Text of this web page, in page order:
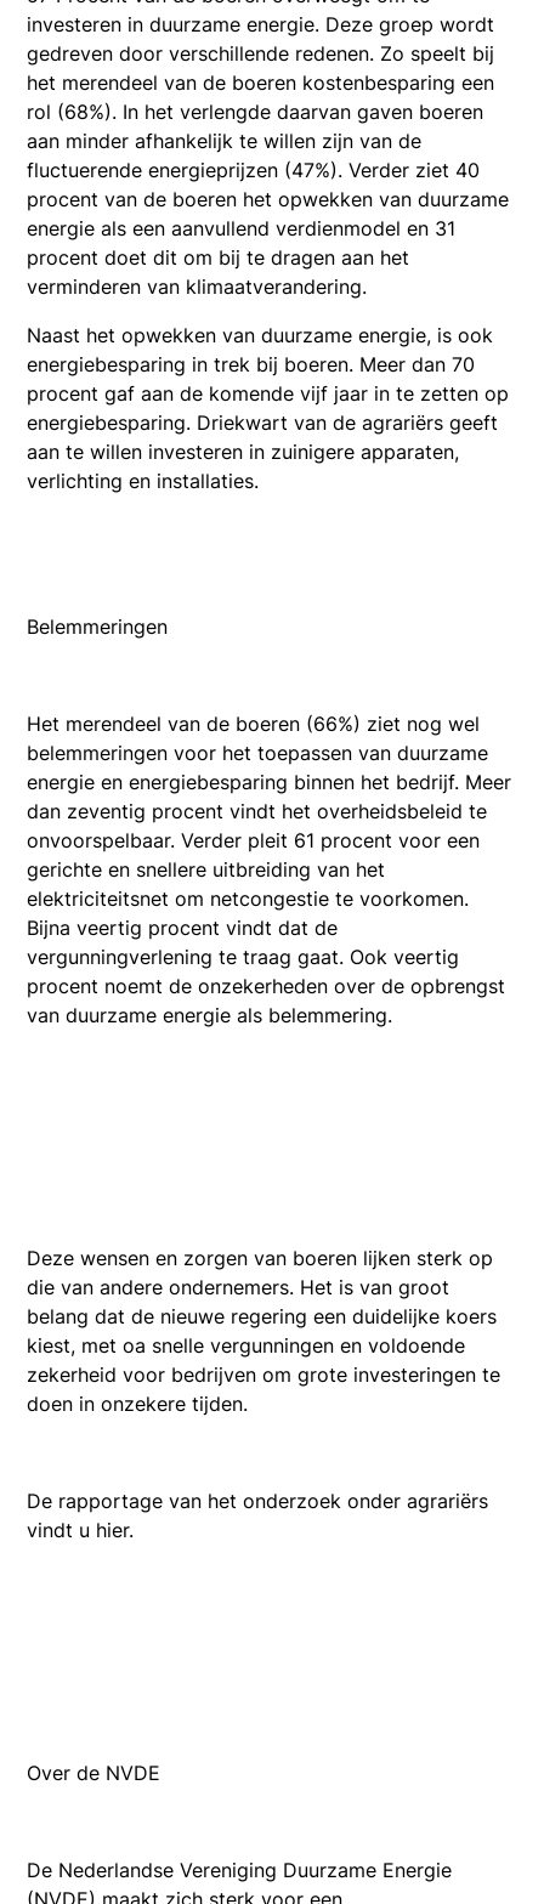
investeren in duurzame energie. Deze groep wordt
gedreven door verschillende redenen. Zo speelt bij
het merendeel van de boeren kostenbesparing een
rol (68%). In het verlengde daarvan gaven boeren
aan minder afhankelijk te willen zijn van de
fluctuerende energieprijzen (47%). Verder ziet 40
procent van de boeren het opwekken van duurzame
energie als een aanvullend verdienmodel en 31
procent doet dit om bij te dragen aan het
verminderen van klimaatverandering.
Naast het opwekken van duurzame energie, is ook
energiebesparing in trek bij boeren. Meer dan 70
procent gaf aan de komende vijf jaar in te zetten op
energiebesparing. Driekwart van de agrariërs geeft
aan te willen investeren in zuinigere apparaten,
verlichting en installaties.
Belemmeringen
Het merendeel van de boeren (66%) ziet nog wel
belemmeringen voor het toepassen van duurzame
energie en energiebesparing binnen het bedrijf. Meer
dan zeventig procent vindt het overheidsbeleid te
onvoorspelbaar. Verder pleit 61 procent voor een
gerichte en snellere uitbreiding van het
elektriciteitsnet om netcongestie te voorkomen.
Bijna veertig procent vindt dat de
vergunningverlening te traag gaat. Ook veertig
procent noemt de onzekerheden over de opbrengst
van duurzame energie als belemmering.
Deze wensen en zorgen van boeren lijken sterk op
die van andere ondernemers. Het is van groot
belang dat de nieuwe regering een duidelijke koers
kiest, met oa snelle vergunningen en voldoende
zekerheid voor bedrijven om grote investeringen te
doen in onzekere tijden.
De rapportage van het onderzoek onder agrariërs
vindt u hier.
Over de NVDE
De Nederlandse Vereniging Duurzame Energie
(NVDE) maakt zich sterk voor een